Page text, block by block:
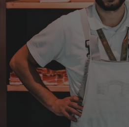
Spitze. Der einzige
Zustellung durch GLS.
Transportunternehmen
unzuverlässigste das
Pakete die an
werden meistens zu
mir Mühe gekostet
die Haustüre
eventueller
ersuchen , die Post in
Da wäre ich auch
zu tragen. Mit